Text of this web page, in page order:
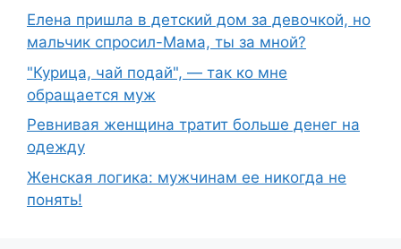
Елена пришла в детский дом за девочкой, но
мальчик спросил-Мама, ты за мной?
"Курица, чай подай", — так ко мне
обращается муж
Ревнивая женщина тратит больше денег на
одежду
Женская логика: мужчинам ее никогда не
понять!